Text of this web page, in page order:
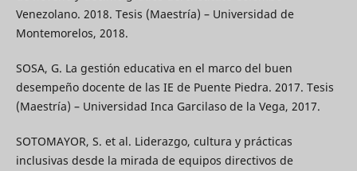
Venezolano. 2018. Tesis (Maestría) – Universidad de
Montemorelos, 2018.
SOSA, G. La gestión educativa en el marco del buen
desempeño docente de las IE de Puente Piedra. 2017. Tesis
(Maestría) – Universidad Inca Garcilaso de la Vega, 2017.
SOTOMAYOR, S. et al. Liderazgo, cultura y prácticas
inclusivas desde la mirada de equipos directivos de